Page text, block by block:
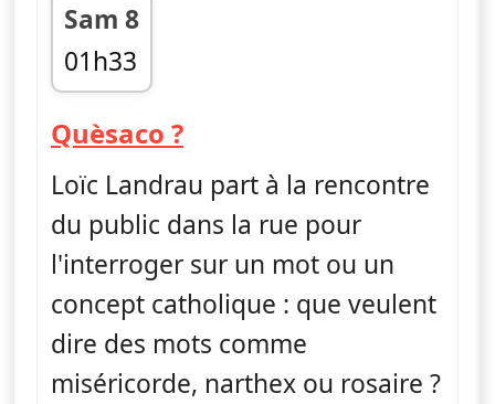
Sam 8
01h33
fin 01h38
Quèsaco ?— Quèsaco ?
Loïc Landrau part à la rencontre
du public dans la rue pour
l'interroger sur un mot ou un
concept catholique : que veulent
dire des mots comme
miséricorde, narthex ou rosaire ?